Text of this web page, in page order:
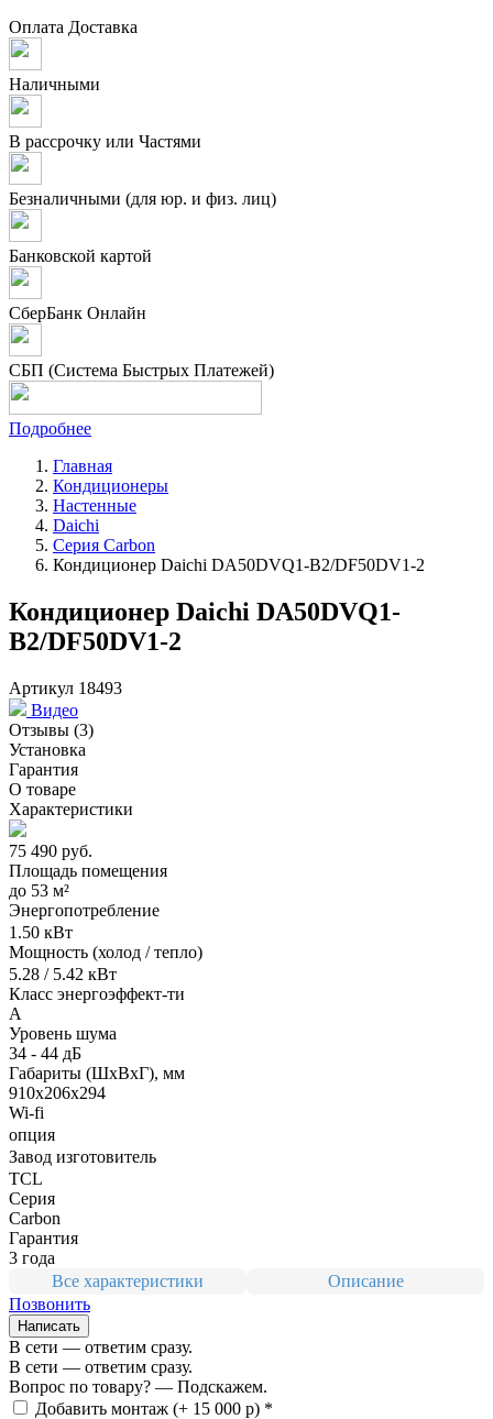
Оплата Доставка
Наличными
В рассрочку или Частями
Безналичными (для юр. и физ. лиц)
Банковской картой
СберБанк Онлайн
СБП (Система Быстрых Платежей)
Подробнее
Главная
Кондиционеры
Настенные
Daichi
Серия Carbon
Кондиционер Daichi DA50DVQ1-B2/DF50DV1-2
Кондиционер Daichi DA50DVQ1-
B2/DF50DV1-2
Артикул 18493
Видео
Отзывы (3)
Установка
Гарантия
О товаре
Характеристики
75 490 руб.
Площадь помещения
до 53 м²
Энергопотребление
1.50 кВт
Мощность (холод / тепло)
5.28 / 5.42 кВт
Класс энергоэффект-ти
A
Уровень шума
34 - 44 дБ
Габариты (ШxВxГ), мм
910x206x294
Wi-fi
опция
Завод изготовитель
TCL
Серия
Carbon
Гарантия
3 года
Все характеристики
Описание
Позвонить
Написать
В сети — ответим сразу.
В сети — ответим сразу.
Вопрос по товару? — Подскажем.
Добавить монтаж (+ 15 000 р) *